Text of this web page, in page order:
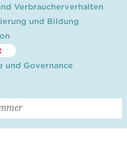
Verbraucherverhalten
und Bildung
und Governance